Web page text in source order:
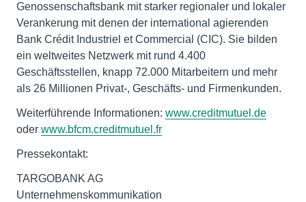
Genossenschaftsbank mit starker regionaler und lokaler
Verankerung mit denen der international agierenden
Bank Crédit Industriel et Commercial (CIC). Sie bilden
ein weltweites Netzwerk mit rund 4.400
Geschäftsstellen, knapp 72.000 Mitarbeitern und mehr
als 26 Millionen Privat-, Geschäfts- und Firmenkunden.
Weiterführende Informationen: www.creditmutuel.de
oder www.bfcm.creditmutuel.fr
Pressekontakt:
TARGOBANK AG
Unternehmenskommunikation